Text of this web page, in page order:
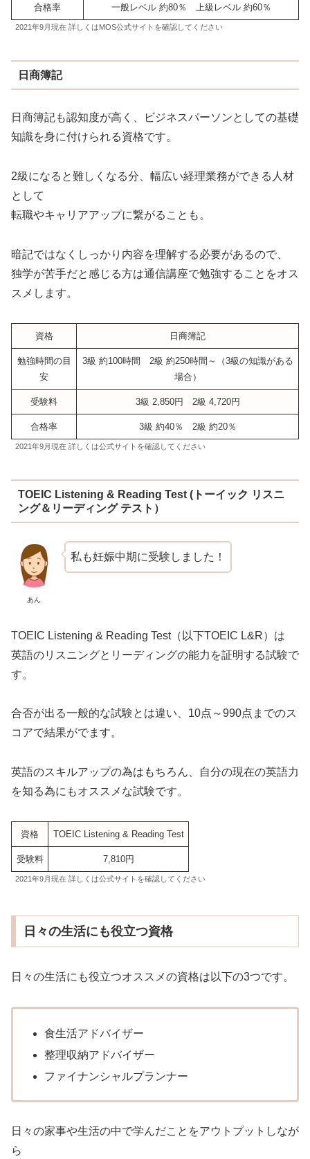
合格率 一般レベル 約80％ 上級レベル 約60％
2021年9月現在 詳しくはMOS公式サイトを確認してください
日商簿記
日商簿記も認知度が高く、ビジネスパーソンとしての基礎
知識を身に付けられる資格です。
2級になると難しくなる分、幅広い経理業務ができる人材
として
転職やキャリアアップに繋がることも。
暗記ではなくしっかり内容を理解する必要があるので、
独学が苦手だと感じる方は通信講座で勉強することをオス
スメします。
資格 日商簿記
勉強時間の目
安
3級 約100時間 2級 約250時間～（3級の知識がある
場合）
受験料 3級 2,850円 2級 4,720円
合格率 3級 約40％ 2級 約20％
2021年9月現在 詳しくは公式サイトを確認してください
TOEIC Listening & Reading Test (トーイック リスニ
ング＆リーディング テスト）
あん
私も妊娠中期に受験しました！
TOEIC Listening & Reading Test（以下TOEIC L&R）は
英語のリスニングとリーディングの能力を証明する試験で
す。
合否が出る一般的な試験とは違い、10点～990点までのス
コアで結果がでます。
英語のスキルアップの為はもちろん、自分の現在の英語力
を知る為にもオススメな試験です。
資格 TOEIC Listening & Reading Test
受験料 7,810円
2021年9月現在 詳しくは公式サイトを確認してください
日々の生活にも役立つ資格
日々の生活にも役立つオススメの資格は以下の3つです。
食生活アドバイザー
整理収納アドバイザー
ファイナンシャルプランナー
日々の家事や生活の中で学んだことをアウトプットしなが
ら